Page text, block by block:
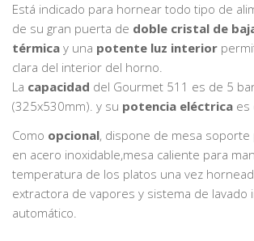
Está indicado para hornear todo tipo de
de su gran puerta de doble cristal de
térmica y una potente luz interior
clara del interior del horno.
La capacidad del Gourmet 511 es de 5
(325x530mm). y su potencia eléctrica es
Como opcional, dispone de mesa soporte
en acero inoxidable,mesa caliente para
temperatura de los platos una vez
extractora de vapores y sistema de lavado
automático.